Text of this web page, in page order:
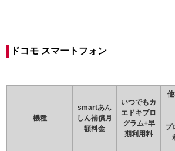
ドコモ スマートフォン
機種
smartあん
しん補償月
額料金
いつでもカ
エドキプロ
グラム+早
期利用料
プ